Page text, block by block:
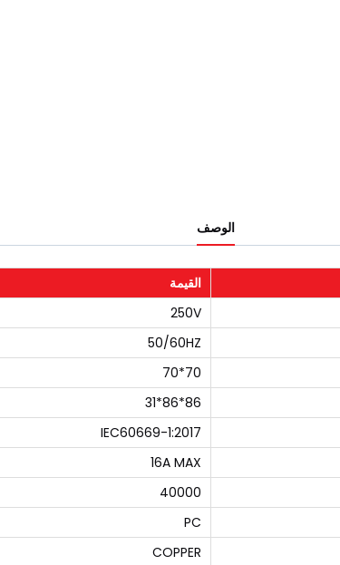
الوصف
القيمة
250V
50/60HZ
70*70
86*86*31
IEC60669-1:2017
16A MAX
40000
PC
COPPER